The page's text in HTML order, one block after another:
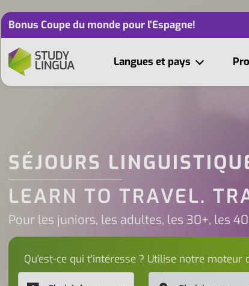
Bonus Coupe du monde pour l’Espagne!
Langues et pays
SÉJOURS
LEARN TO TRAVEL.
Pour les juniors, les adultes, les 30+, les
Qu'est-ce qui t'intéresse ? Utilise notre